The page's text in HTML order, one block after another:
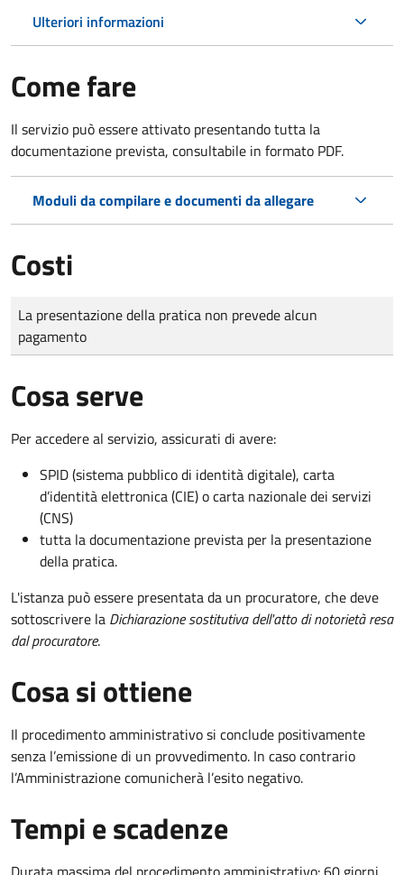
Ulteriori informazioni
Come fare
Il servizio può essere attivato presentando tutta la
documentazione prevista, consultabile in formato PDF.
Moduli da compilare e documenti da allegare
Costi
Tipo di pagamento
Importo
La presentazione della pratica non prevede alcun
pagamento
Cosa serve
Per accedere al servizio, assicurati di avere:
SPID (sistema pubblico di identità digitale), carta
d’identità elettronica (CIE) o carta nazionale dei servizi
(CNS)
tutta la documentazione prevista per la presentazione
della pratica.
L'istanza può essere presentata da un procuratore, che deve
sottoscrivere la Dichiarazione sostitutiva dell'atto di notorietà resa
dal procuratore.
Cosa si ottiene
Il procedimento amministrativo si conclude positivamente
senza l’emissione di un provvedimento. In caso contrario
l’Amministrazione comunicherà l’esito negativo.
Tempi e scadenze